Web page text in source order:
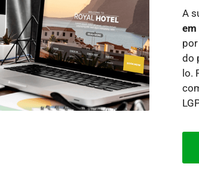
A
em
do
lo.